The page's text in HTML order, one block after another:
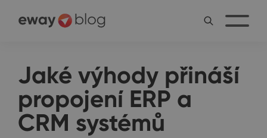
Jaké výhody přináší
propojení ERP a
CRM systémů